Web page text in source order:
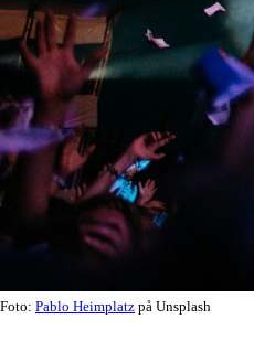
Foto: Pablo Heimplatz på Unsplash